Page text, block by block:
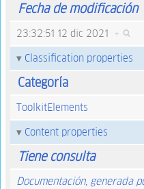
Fecha de modificación
23:32:51 12 dic 2021 +
Classification properties
Categoría
ToolkitElements
Content properties
Tiene consulta
Documentación, generada